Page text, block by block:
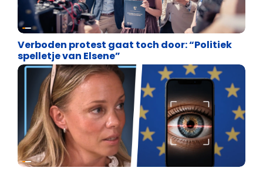
Vrijheid van meningsuiting
Verboden protest gaat toch door: “Politiek
spelletje van Elsene”
Vrijheid van meningsuiting